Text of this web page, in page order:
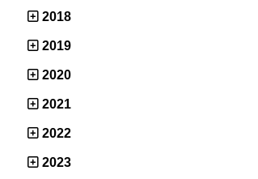
2018
2019
2020
2021
2022
2023